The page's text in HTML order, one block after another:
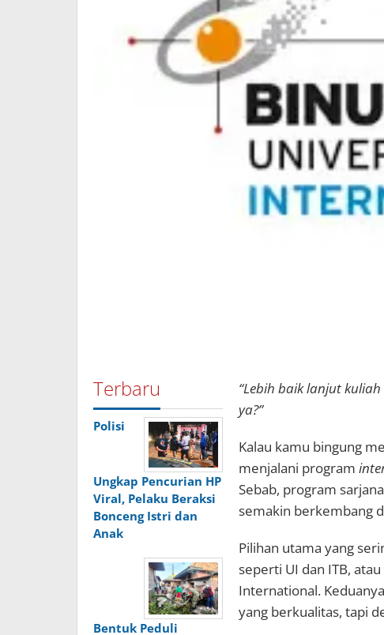
Terbaru
Polisi
Ungkap Pencurian HP
Viral, Pelaku Beraksi
Bonceng Istri dan
Anak
Bentuk Peduli
“Lebih baik lanjut
ya?”
Kalau kamu bingung
menjalani program
Sebab, program
semakin berkembang
Pilihan utama yang
seperti UI dan ITB,
International.
yang berkualitas, tapi